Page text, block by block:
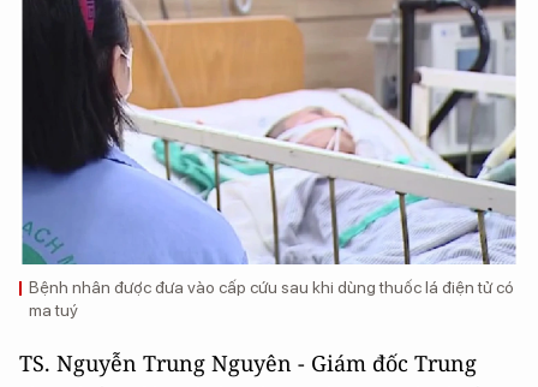
Bệnh nhân được đưa vào cấp cứu sau khi dùng thuốc lá điện tử có
ma tuý
TS. Nguyễn Trung Nguyên - Giám đốc Trung